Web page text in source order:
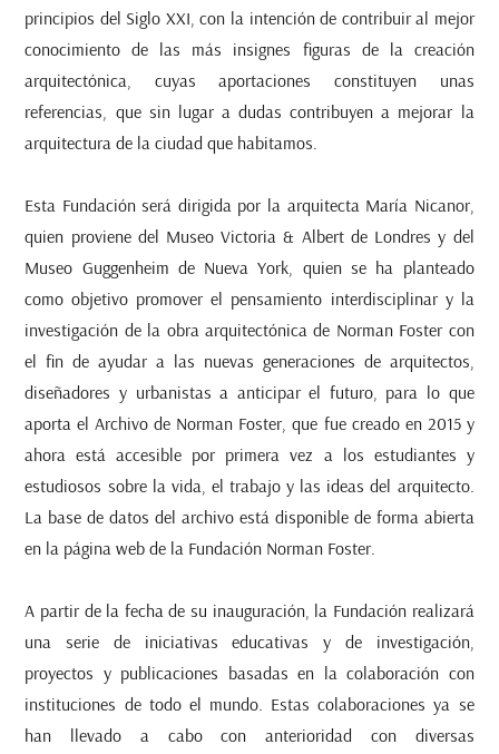
principios del Siglo XXI, con la intención de contribuir al mejor
conocimiento de las más insignes figuras de la creación
arquitectónica, cuyas aportaciones constituyen unas
referencias, que sin lugar a dudas contribuyen a mejorar la
arquitectura de la ciudad que habitamos.
Esta Fundación será dirigida por la arquitecta María Nicanor,
quien proviene del Museo Victoria & Albert de Londres y del
Museo Guggenheim de Nueva York, quien se ha planteado
como objetivo promover el pensamiento interdisciplinar y la
investigación de la obra arquitectónica de Norman Foster con
el fin de ayudar a las nuevas generaciones de arquitectos,
diseñadores y urbanistas a anticipar el futuro, para lo que
aporta el Archivo de Norman Foster, que fue creado en 2015 y
ahora está accesible por primera vez a los estudiantes y
estudiosos sobre la vida, el trabajo y las ideas del arquitecto.
La base de datos del archivo está disponible de forma abierta
en la página web de la Fundación Norman Foster.
A partir de la fecha de su inauguración, la Fundación realizará
una serie de iniciativas educativas y de investigación,
proyectos y publicaciones basadas en la colaboración con
instituciones de todo el mundo. Estas colaboraciones ya se
han llevado a cabo con anterioridad con diversas